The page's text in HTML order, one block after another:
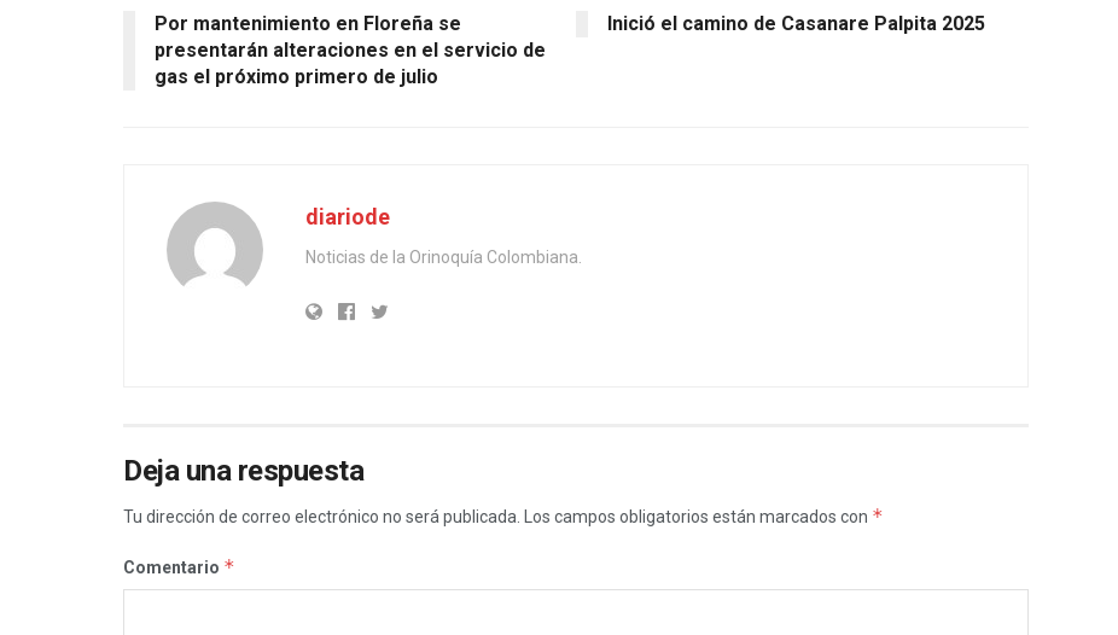
Por mantenimiento en Floreña se
presentarán alteraciones en el servicio de
gas el próximo primero de julio
Inició el camino de Casanare Palpita 2025
diariode
Noticias de la Orinoquía Colombiana.
Deja una respuesta
Tu dirección de correo electrónico no será publicada. Los campos obligatorios están marcados con *
Comentario *